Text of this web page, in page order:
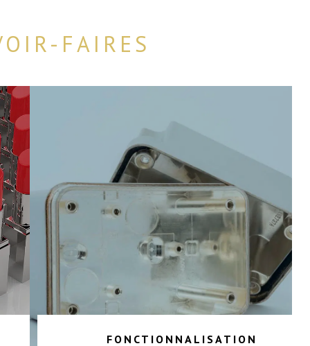
FAIRES
FONCTIONNALISATION